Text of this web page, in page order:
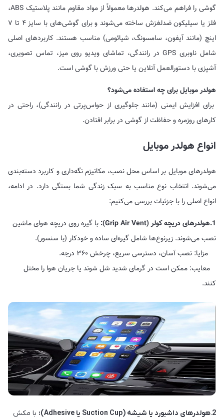
گوشی را فراهم می‌کند. هولدرها معمولاً از مواد مقاوم مانند پلاستیک ABS،
فلز یا سیلیکون ضدلغزش ساخته می‌شوند و برای گوشی‌های با سایز ۴ تا ۷
اینچ (مانند آیفون، سامسونگ، شیائومی) مناسب هستند. کاربردهای اصلی
شامل ناوبری GPS در رانندگی، تماشای ویدیو روی میز، تماس تصویری،
آشپزی با دستورالعمل آنلاین یا حتی ورزش با گوشی است.
هولدر موبایل برای چه استفاده می‌شود؟
برای افزایش ایمنی (مانند جلوگیری از حواس‌پرتی در رانندگی)، راحتی در
کارهای روزمره و حفاظت از گوشی در برابر افتادن.
انواع هولدر موبایل
هولدرهای موبایل بر اساس محل نصب، مکانیزم نگه‌داری و کاربرد دسته‌بندی
می‌شوند. انتخاب نوع مناسب به سبک زندگی شما بستگی دارد. در ادامه،
انواع اصلی را با جزئیات بررسی می‌کنیم:
1.هولدرهای دریچه کولر (Grip Air Vent):
با گیره روی دریچه هوای ماشین
نصب می‌شوند. زیرنوع‌ها شامل گیره‌ای ساده و خودکار (با سنسور).
مزایا: نصب آسان، دسترسی سریع، چرخش ۳۶۰ درجه.
معایب: ممکن است در گرمای شدید شل شوند یا جریان هوا را مختل
کنند.
2
.هولدرهای داشبورد یا شیشه (Suction Cup یا Adhesive):
با مکش